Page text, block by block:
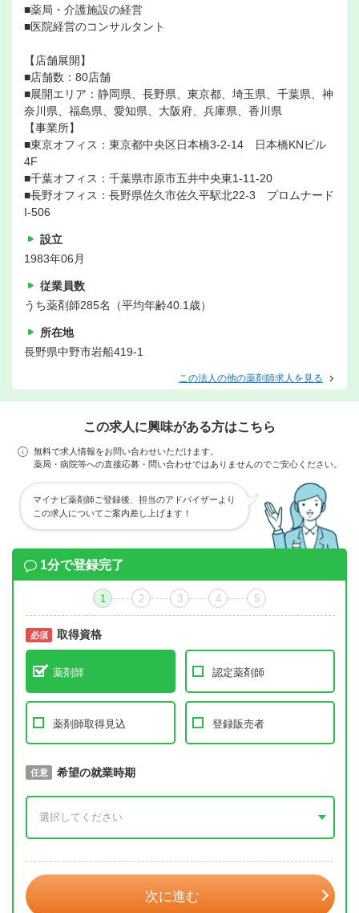
■薬局・介護施設の経営
■医院経営のコンサルタント
【店舗展開】
■店舗数：80店舗
■展開エリア：静岡県、長野県、東京都、埼玉県、千葉県、神
奈川県、福島県、愛知県、大阪府、兵庫県、香川県
【事業所】
■東京オフィス：東京都中央区日本橋3-2-14 日本橋KNビル
4F
■千葉オフィス：千葉県市原市五井中央東1-11-20
■長野オフィス：長野県佐久市佐久平駅北22-3 プロムナード
I-506
設立
1983年06月
従業員数
うち薬剤師285名（平均年齢40.1歳）
所在地
長野県中野市岩船419-1
この法人の他の薬剤師求人を見る
この求人に興味がある方はこちら
無料で求人情報をお問い合わせいただけます。
薬局・病院等への直接応募・問い合わせではありませんのでご安心ください。
マイナビ薬剤師ご登録後、担当のアドバイザーより
この求人についてご案内差し上げます！
1分で登録完了
1 2 3 4 5
必須 取得資格
薬剤師 認定薬剤師
薬剤師取得見込 登録販売者
必須 取得予定年
任意 希望の就業時期
次に進む